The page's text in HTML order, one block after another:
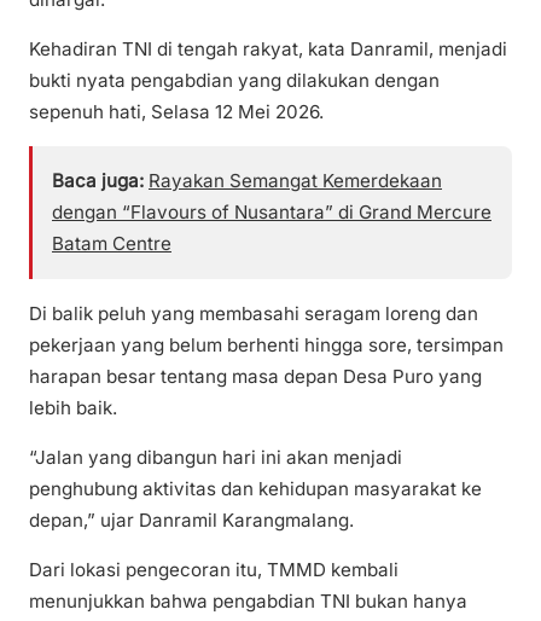
Kehadiran TNI di tengah rakyat, kata Danramil, menjadi
bukti nyata pengabdian yang dilakukan dengan
sepenuh hati, Selasa 12 Mei 2026.
Baca juga: Rayakan Semangat Kemerdekaan
dengan “Flavours of Nusantara” di Grand Mercure
Batam Centre
Di balik peluh yang membasahi seragam loreng dan
pekerjaan yang belum berhenti hingga sore, tersimpan
harapan besar tentang masa depan Desa Puro yang
lebih baik.
“Jalan yang dibangun hari ini akan menjadi
penghubung aktivitas dan kehidupan masyarakat ke
depan,” ujar Danramil Karangmalang.
Dari lokasi pengecoran itu, TMMD kembali
menunjukkan bahwa pengabdian TNI bukan hanya